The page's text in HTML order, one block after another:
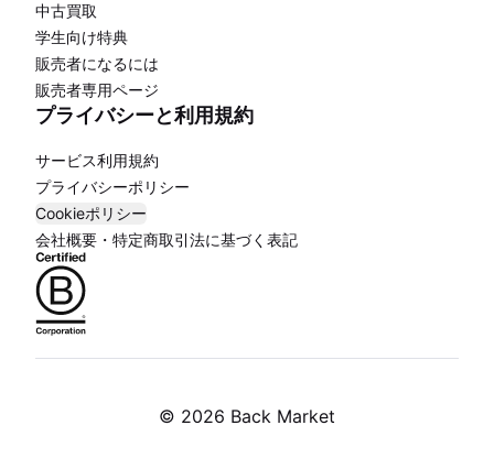
中古買取
学生向け特典
販売者になるには
販売者専用ページ
プライバシーと利用規約
サービス利用規約
プライバシーポリシー
Cookieポリシー
会社概要・特定商取引法に基づく表記
© 2026 Back Market